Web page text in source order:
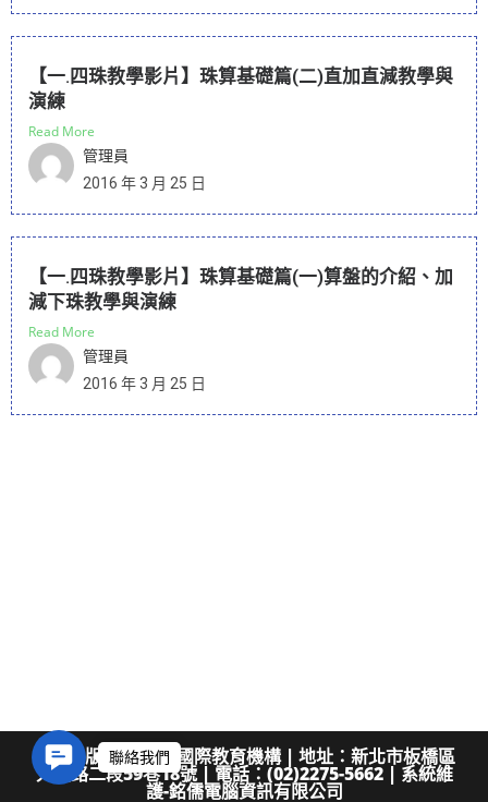
【一.四珠教學影片】珠算基礎篇(二)直加直減教學與
演練
Read More
管理員
2016 年 3 月 25 日
【一.四珠教學影片】珠算基礎篇(一)算盤的介紹、加
減下珠教學與演練
Read More
管理員
2016 年 3 月 25 日
啟幼出版社 珠心算國際教育機構 | 地址：新北市板橋區
大觀路二段59巷18號 | 電話：(02)2275-5662 | 系統維
護-銘儒電腦資訊有限公司
C
o